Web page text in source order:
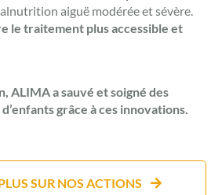
aiguë modérée et sévère.
le traitement plus accessible et
ALIMA a sauvé et soigné des
grâce à ces innovations.
SUR NOS ACTIONS